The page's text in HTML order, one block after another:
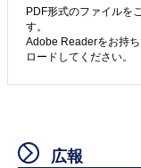
PDF形式のファイルを
す。
Adobe Readerをお持
ロードしてください。
広報